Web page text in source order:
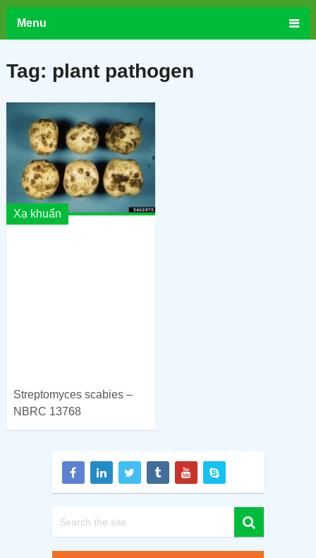
Menu
Tag: plant pathogen
Xạ khuẩn
Streptomyces scabies –
NBRC 13768